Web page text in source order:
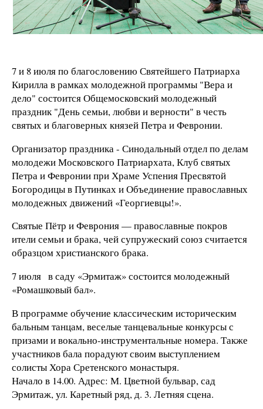
7 и 8 июля по благословению Святейшего Патриарха
Кирилла в рамках молодежной программы "Вера и
дело" состоится Общемосковский молодежный
праздник "День семьи, любви и верности" в честь
святых и благоверных князей Петра и Февронии.
Организатор праздника - Синодальный отдел по делам
молодежи Московского Патриархата, Клуб святых
Петра и Февронии при Храме Успения Пресвятой
Богородицы в Путинках и Объединение православных
молодежных движений «Георгиевцы!».
Святые Пётр и Феврония — православные покров
ители семьи и брака, чей супружеский союз считается
образцом христианского брака.
7 июля в саду «Эрмитаж» состоится молодежный
«Ромашковый бал».
В программе обучение классическим историческим
бальным танцам, веселые танцевальные конкурсы с
призами и вокально-инструментальные номера. Также
участников бала порадуют своим выступлением
солисты Хора Сретенского монастыря.
Начало в 14.00. Адрес: М. Цветной бульвар, сад
Эрмитаж, ул. Каретный ряд, д. 3. Летняя сцена.